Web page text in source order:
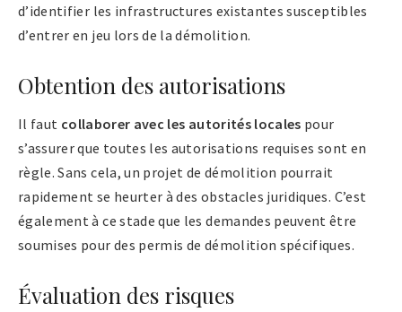
d’identifier les infrastructures existantes susceptibles
d’entrer en jeu lors de la démolition.
Obtention des autorisations
Il faut collaborer avec les autorités locales pour
s’assurer que toutes les autorisations requises sont en
règle. Sans cela, un projet de démolition pourrait
rapidement se heurter à des obstacles juridiques. C’est
également à ce stade que les demandes peuvent être
soumises pour des permis de démolition spécifiques.
Évaluation des risques